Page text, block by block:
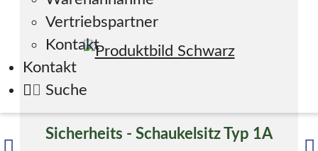
Vertriebspartner
Kontakt
Kontakt
Suche
Sicherheits - Schaukelsitz Typ 1A